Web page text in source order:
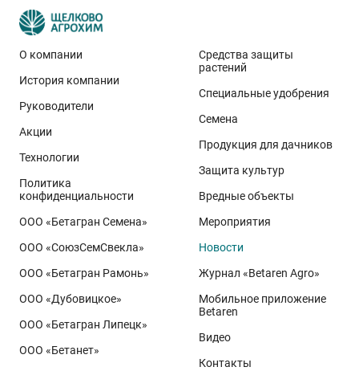
Эти результаты особенно показательны для
условий Приволжского федерального округа. Они
демонстрируют, что потенциал интенсивного сорта
реализуется при грамотном управлении
технологией: сбалансированном минеральном
питании, эффективной защите растений и точном
относится к новому поколению сортов орловского
биотипа озимой пшеницы. Это достижение
департамента селекции и семеноводства «Щёлково
Агрохим». Ей принадлежит рекорд
полученный в Орловской области в 2025 году.
Ермоловка максимально отзывчива на приёмы
интенсификации. Внесена в Государственный реестр
О компании
История компании
Руководители
Акции
Технологии
Политика
конфиденциальности
ООО «Бетагран Семена»
ООО «СоюзСемСвекла»
ООО «Бетагран Рамонь»
ООО «Дубовицкое»
ООО «Бетагран Липецк»
ООО «Бетанет»
Средства защиты
растений
Специальные удобрения
Семена
Продукция для дачников
Защита культур
Вредные объекты
Мероприятия
Новости
Журнал «Betaren Agro»
Мобильное приложение
Betaren
Видео
Контакты